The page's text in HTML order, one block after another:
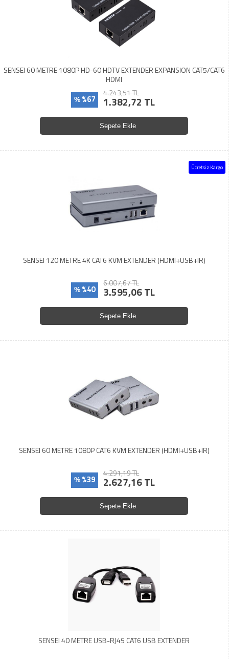
SENSEI 60 METRE 1080P HD-60 HDTV EXTENDER EXPANSION CAT5/CAT6
HDMI
% %67
4.243,51 TL
1.382,72 TL
Sepete Ekle
Ücretsiz Kargo
SENSEI 120 METRE 4K CAT6 KVM EXTENDER (HDMI+USB+IR)
% %40
6.007,67 TL
3.595,06 TL
Sepete Ekle
SENSEI 60 METRE 1080P CAT6 KVM EXTENDER (HDMI+USB+IR)
% %39
4.291,19 TL
2.627,16 TL
Sepete Ekle
SENSEI 40 METRE USB-RJ45 CAT6 USB EXTENDER